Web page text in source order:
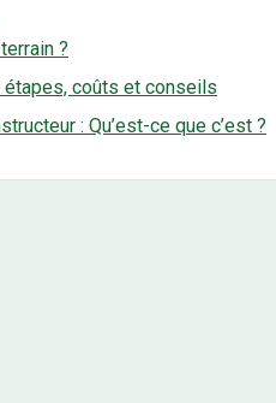
?
coûts et conseils
: Qu’est-ce que c’est ?